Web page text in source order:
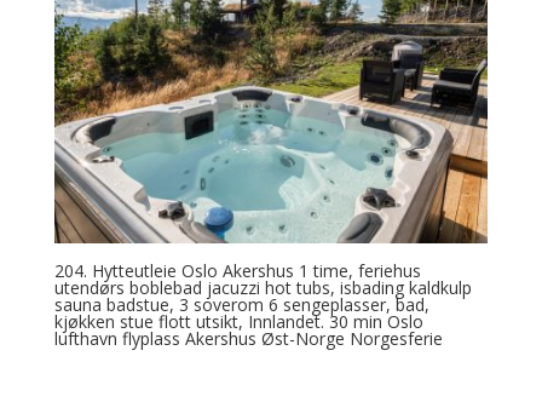
204. Hytteutleie Oslo Akershus 1 time, feriehus
utendørs boblebad jacuzzi hot tubs, isbading kaldkulp
sauna badstue, 3 soverom 6 sengeplasser, bad,
kjøkken stue flott utsikt, Innlandet. 30 min Oslo
lufthavn flyplass Akershus Øst-Norge Norgesferie